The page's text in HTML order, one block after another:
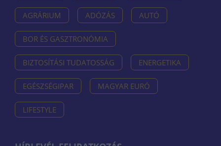
AGRÁRIUM ADÓZÁS AUTÓ
BOR ÉS GASZTRONÓMIA
BIZTOSÍTÁSI TUDATOSSÁG ENERGETIKA
EGÉSZSÉGIPAR MAGYAR EURÓ
LIFESTYLE